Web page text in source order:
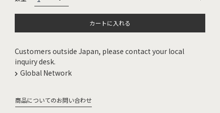
カートに入れる
Customers outside Japan, please contact your local
inquiry desk.
Global Network
商品についてのお問い合わせ